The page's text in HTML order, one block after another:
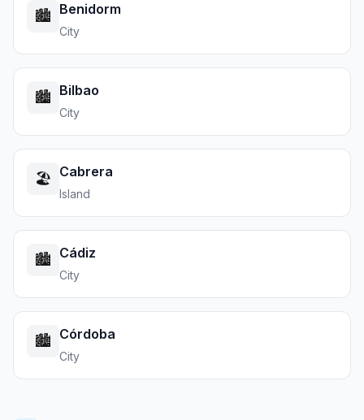
🏙️ Benidorm
City
🏙️ Bilbao
City
🏖️ Cabrera
Island
🏙️ Cádiz
City
🏙️ Córdoba
City